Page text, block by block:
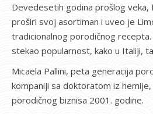
Devedesetih godina prošlog veka,
proširi svoj asortiman i uveo je
tradicionalnog porodičnog
stekao popularnost, kako u Italiji,
Micaela Pallini, peta generacija
kompaniji sa doktoratom iz
porodičnog biznisa 2001. godine.